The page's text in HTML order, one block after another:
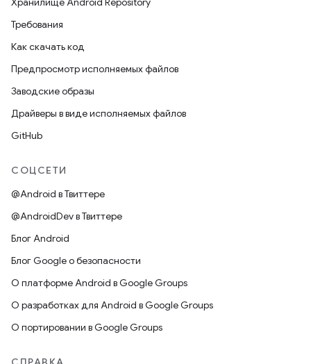
Требования
Как скачать код
Предпросмотр исполняемых файлов
Заводские образы
Драйверы в виде исполняемых файлов
GitHub
СОЦСЕТИ
@Android в Твиттере
@AndroidDev в Твиттере
Блог Android
Блог Google о безопасности
О платформе Android в Google Groups
О разработках для Android в Google Groups
О портировании в Google Groups